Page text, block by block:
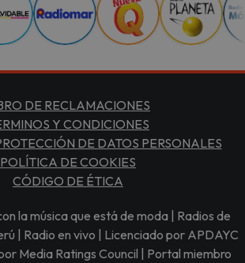
DE RECLAMACIONES
Y CONDICIONES
DE DATOS PERSONALES
POLÍTICA DE COOKIES
CÓDIGO DE ÉTICA
la música que está de moda | Radios de
| Radio en vivo | Licenciado por APDAYC
Media Ratings Council | Portal miembro